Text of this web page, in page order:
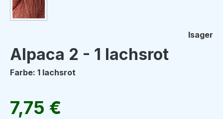
Isager
Alpaca 2 - 1 lachsrot
Farbe: 1 lachsrot
Regulärer Preis:
7,75 €